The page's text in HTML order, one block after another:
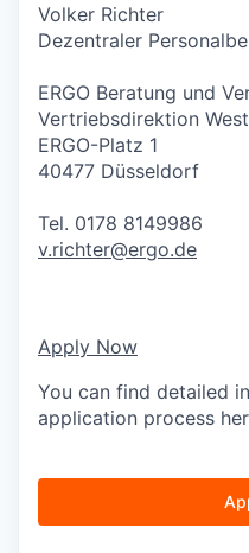
Volker Richter
Dezentraler
ERGO Beratung und
Vertriebsdirektion West
ERGO-Platz 1
40477 Düsseldorf
Tel. 0178 8149986
v.richter@ergo.de
Apply Now
You can find detailed
application process